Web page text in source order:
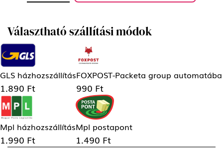
Választható szállítási módok
GLS házhozszállítás
1.890 Ft
FOXPOST-Packeta group automatába
990 Ft
Mpl házhozszállítás
1.990 Ft
Mpl postapont
1.490 Ft